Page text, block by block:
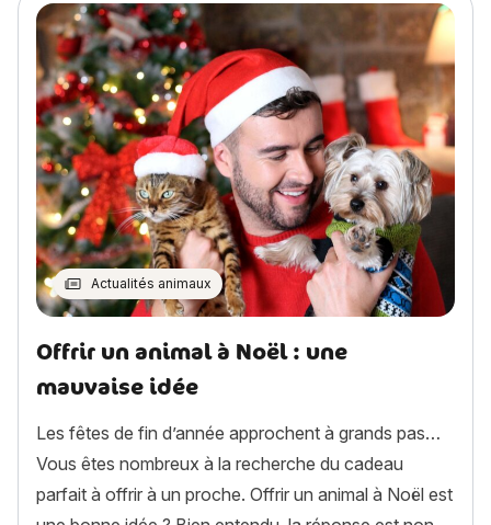
Actualités animaux
Offrir un animal à Noël : une
mauvaise idée
Les fêtes de fin d’année approchent à grands pas…
Vous êtes nombreux à la recherche du cadeau
parfait à offrir à un proche. Offrir un animal à Noël est